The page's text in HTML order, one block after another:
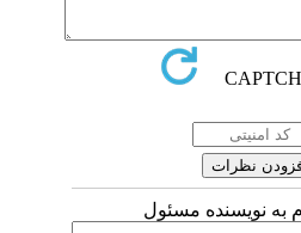
به نویسنده مسئول